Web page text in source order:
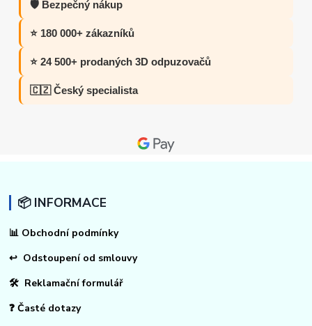
🛡️ Bezpečný nákup
⭐ 180 000+ zákazníků
⭐ 24 500+ prodaných 3D odpuzovačů
🇨🇿 Český specialista
📦 INFORMACE
📊 Obchodní podmínky
↩ Odstoupení od smlouvy
🛠 Reklamační formulář
❓ Časté dotazy